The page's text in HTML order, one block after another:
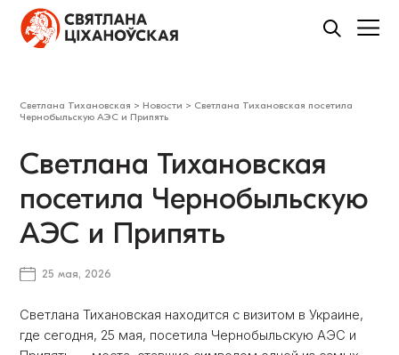
Светлана Тихановская > Новости > Светлана Тихановская посетила
Чернобыльскую АЭС и Припять
Светлана Тихановская
посетила Чернобыльскую
АЭС и Припять
25 мая, 2026
Светлана Тихановская находится с визитом в Украине,
где сегодня, 25 мая, посетила Чернобыльскую АЭС и